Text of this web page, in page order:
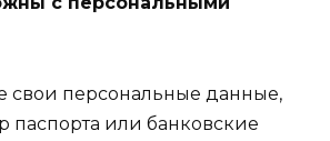
свои персональные данные,
паспорта или банковские